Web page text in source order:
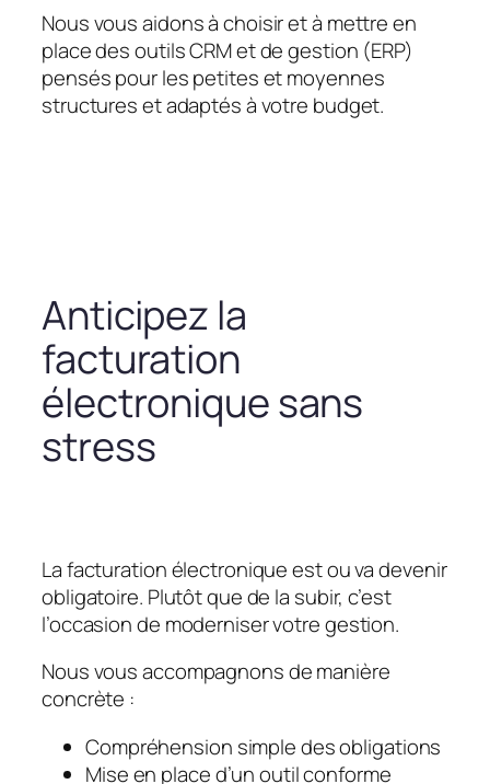
Nous vous aidons à choisir et à mettre en
place des outils CRM et de gestion (ERP)
pensés pour les petites et moyennes
structures et adaptés à votre budget.
Anticipez la
facturation
électronique sans
stress
La facturation électronique est ou va devenir
obligatoire. Plutôt que de la subir, c’est
l’occasion de moderniser votre gestion.
Nous vous accompagnons de manière
concrète :
Compréhension simple des obligations
Mise en place d’un outil conforme